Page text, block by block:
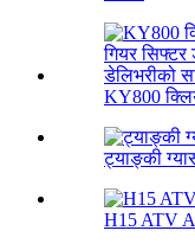
KY800
ट्याङ्की
H15 ATV